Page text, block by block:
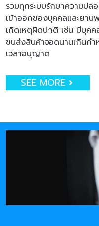
รวมทุกระบบรักษาความป
เข้าออกของบุคคลและยาน
เกิดเหตุผิดปกติ เช่น มีบุคค
ขนส่งสินค้าจอดนานเกินก
เวลาอนุญาต
SEE MORE